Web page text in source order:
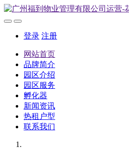
登录 注册
网站首页
品牌简介
园区介绍
园区服务
孵化器
新闻资讯
热租户型
联系我们